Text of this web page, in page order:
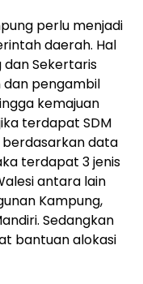
perlu menjadi
daerah. Hal
dan Sekertaris
pengambil
kemajuan
terdapat SDM
berdasarkan data
terdapat 3 jenis
antara lain
Kampung,
Sedangkan
bantuan alokasi